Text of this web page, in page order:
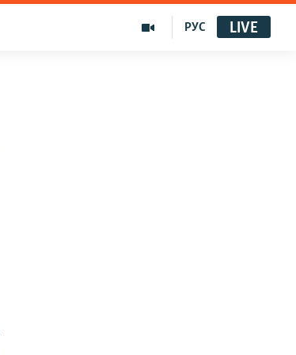
РУС LIVE